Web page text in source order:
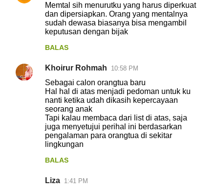
Memtal sih menurutku yang harus diperkuat
dan dipersiapkan. Orang yang mentalnya
sudah dewasa biasanya bisa mengambil
keputusan dengan bijak
BALAS
Khoirur Rohmah 10:58 PM
Sebagai calon orangtua baru
Hal hal di atas menjadi pedoman untuk ku
nanti ketika udah dikasih kepercayaan
seorang anak
Tapi kalau membaca dari list di atas, saja
juga menyetujui perihal ini berdasarkan
pengalaman para orangtua di sekitar
lingkungan
BALAS
Liza 1:41 PM